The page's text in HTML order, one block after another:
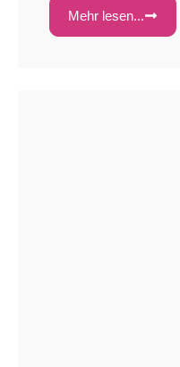
Wirkmechanismen
finden, diesen
Mehr lesen...